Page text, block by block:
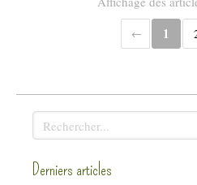
1
Rechercher
Derniers articles